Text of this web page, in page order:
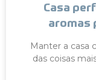
Casa
aromas
Manter a casa
das coisas